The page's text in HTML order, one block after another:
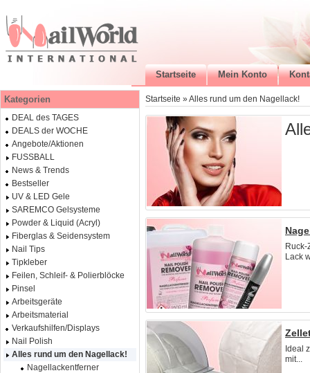
Startseite Mein Konto
Startseite »Alles rund um den Nagellack!
Ruck-
Lack
Ideal
mit...
Kategorien
DEAL des TAGES
DEALS der WOCHE
Angebote/Aktionen
FUSSBALL
News & Trends
Bestseller
UV & LED Gele
SAREMCO Gelsysteme
Powder & Liquid (Acryl)
Fiberglas & Seidensystem
Nail Tips
Tipkleber
Feilen, Schleif- & Polierblöcke
Pinsel
Arbeitsgeräte
Arbeitsmaterial
Verkaufshilfen/Displays
Nail Polish
Alles rund um den Nagellack!
Nagellackentferner